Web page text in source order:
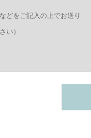
どをご記入の上でお送り
い）